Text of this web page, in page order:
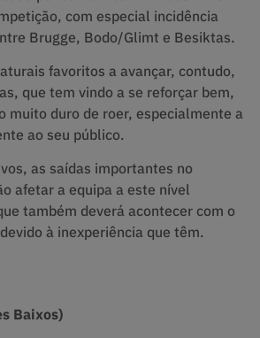
com especial incidência
Brugge, Bodo/Glimt e Besiktas.
favoritos a avançar, contudo,
que tem vindo a se reforçar bem,
muito duro de roer, especialmente a
ao seu público.
as saídas importantes no
afetar a equipa a este nível
também deverá acontecer com o
à inexperiência que têm.
Baixos)